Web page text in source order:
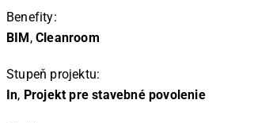
Benefity:
BIM , Cleanroom
Stupeň projektu:
In, Projekt pre stavebné povolenie